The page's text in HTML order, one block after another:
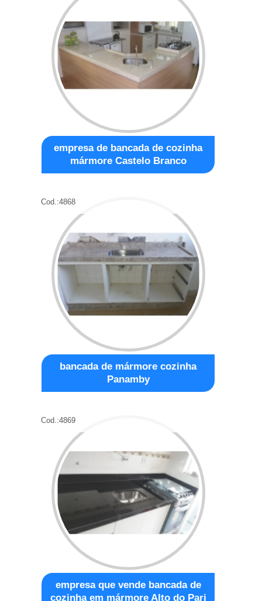
empresa de bancada de cozinha
mármore Castelo Branco
Cod.:4868
bancada de mármore cozinha
Panamby
Cod.:4869
empresa que vende bancada de
cozinha em mármore Alto do Pari